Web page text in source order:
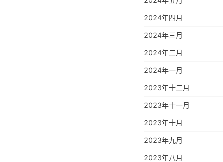
2024年四月
2024年三月
2024年二月
2024年一月
2023年十二月
2023年十一月
2023年十月
2023年九月
2023年八月